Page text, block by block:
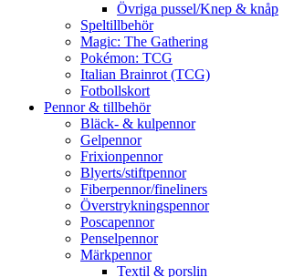
Övriga pussel/Knep & knåp
Speltillbehör
Magic: The Gathering
Pokémon: TCG
Italian Brainrot (TCG)
Fotbollskort
Pennor & tillbehör
Bläck- & kulpennor
Gelpennor
Frixionpennor
Blyerts/stiftpennor
Fiberpennor/fineliners
Överstrykningspennor
Poscapennor
Penselpennor
Märkpennor
Textil & porslin